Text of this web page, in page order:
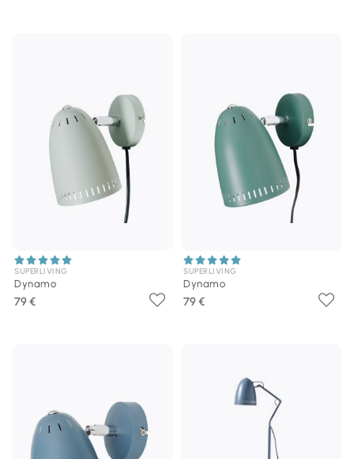
SUPERLIVING
Dynamo
79 €
SUPERLIVING
Dynamo
79 €